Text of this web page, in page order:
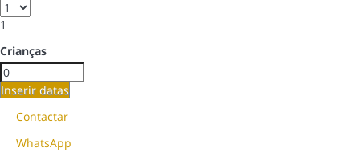
1
Crianças
Inserir datas
Contactar
WhatsApp